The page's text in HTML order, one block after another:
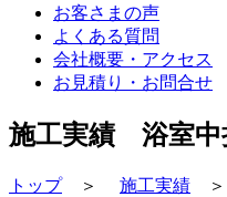
お客さまの声
よくある質問
会社概要・アクセス
お見積り・お問合せ
施工実績 浴室
トップ＞ 施工実績